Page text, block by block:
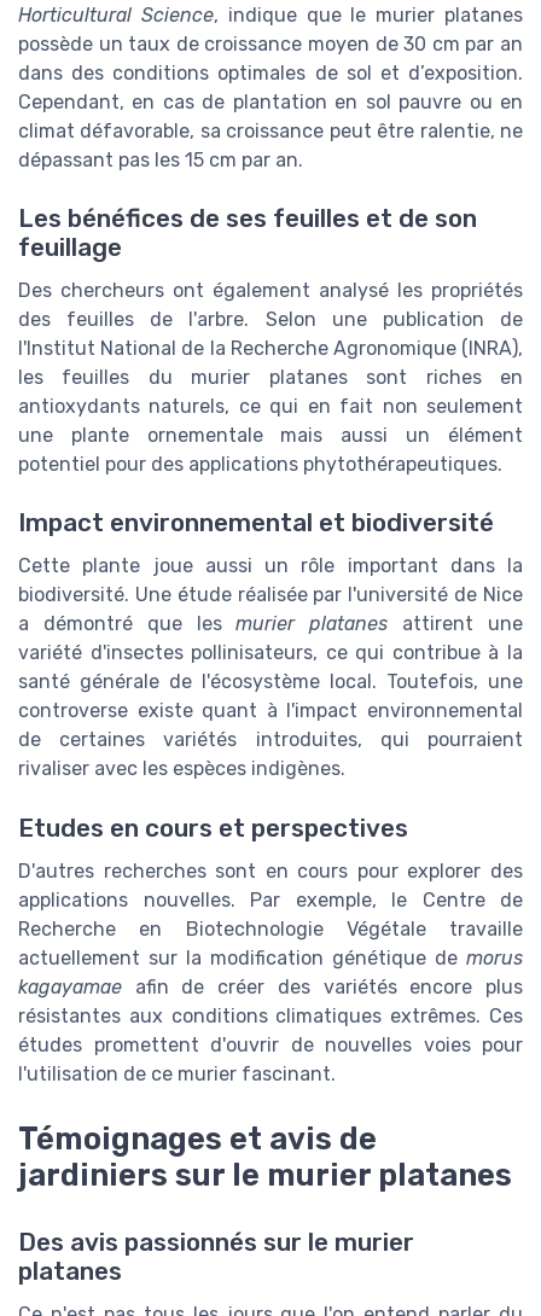
Horticultural Science, indique que le murier platanes
possède un taux de croissance moyen de 30 cm par an
dans des conditions optimales de sol et d’exposition.
Cependant, en cas de plantation en sol pauvre ou en
climat défavorable, sa croissance peut être ralentie, ne
dépassant pas les 15 cm par an.
Les bénéfices de ses feuilles et de son
feuillage
Des chercheurs ont également analysé les propriétés
des feuilles de l'arbre. Selon une publication de
l'Institut National de la Recherche Agronomique (INRA),
les feuilles du murier platanes sont riches en
antioxydants naturels, ce qui en fait non seulement
une plante ornementale mais aussi un élément
potentiel pour des applications phytothérapeutiques.
Impact environnemental et biodiversité
Cette plante joue aussi un rôle important dans la
biodiversité. Une étude réalisée par l'université de Nice
a démontré que lesmurier platanes attirent une
variété d'insectes pollinisateurs, ce qui contribue à la
santé générale de l'écosystème local. Toutefois, une
controverse existe quant à l'impact environnemental
de certaines variétés introduites, qui pourraient
rivaliser avec les espèces indigènes.
Etudes en cours et perspectives
D'autres recherches sont en cours pour explorer des
applications nouvelles. Par exemple, le Centre de
Recherche en Biotechnologie Végétale travaille
actuellement sur la modification génétique de morus
kagayamae afin de créer des variétés encore plus
résistantes aux conditions climatiques extrêmes. Ces
études promettent d'ouvrir de nouvelles voies pour
l'utilisation de ce murier fascinant.
Témoignages et avis de
jardiniers sur le murier platanes
Des avis passionnés sur le murier
platanes